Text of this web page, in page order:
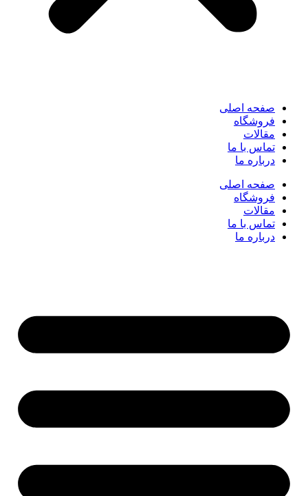
صفحه اصلی
فروشگاه
مقالات
تماس با ما
درباره ما
صفحه اصلی
فروشگاه
مقالات
تماس با ما
درباره ما